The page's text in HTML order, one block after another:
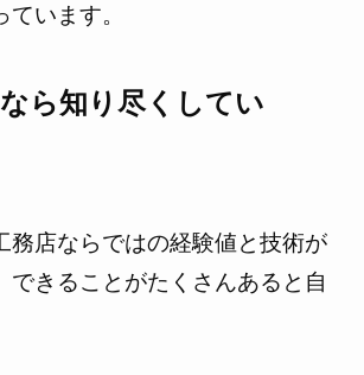
います。
なら知り尽くしてい
務店ならではの経験値と技術が
できることがたくさんあると自